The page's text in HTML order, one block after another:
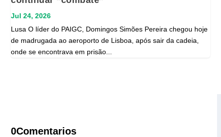
Jul 24, 2026
Lusa O líder do PAIGC, Domingos Simões Pereira chegou hoje
de madrugada ao aeroporto de Lisboa, após sair da cadeia,
onde se encontrava em prisão...
0Comentarios